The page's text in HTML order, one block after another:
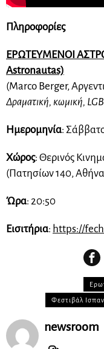
Πληροφορίες
ΕΡΩΤΕΥΜΕΝΟΙ
Astronautas)
(Marco Berger,
Δραματική, κωμική,
Ημερομηνία:
Χώρος: Θερινός
(Πατησίων 140,
Ώρα: 20:50
Εισιτήρια: https://
Φεστιβάλ
newsroom